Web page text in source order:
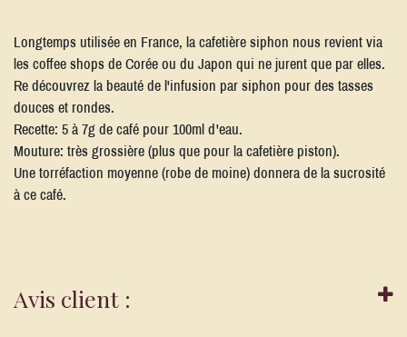
Longtemps utilisée en France, la cafetière siphon nous revient via
les coffee shops de Corée ou du Japon qui ne jurent que par elles.
Re découvrez la beauté de l'infusion par siphon pour des tasses
douces et rondes.
Recette: 5 à 7g de café pour 100ml d'eau.
Mouture: très grossière (plus que pour la cafetière piston).
Une torréfaction moyenne (robe de moine) donnera de la sucrosité
à ce café.
Avis client :